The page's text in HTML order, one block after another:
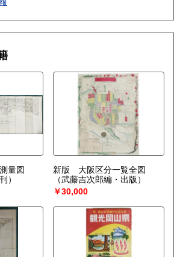
量図
）
新版 大阪区分一覧全図
（武藤吉次郎編・出版）
￥30,000